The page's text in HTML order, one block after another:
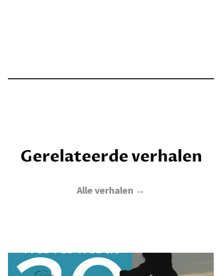
Gerelateerde verhalen
Alle verhalen →